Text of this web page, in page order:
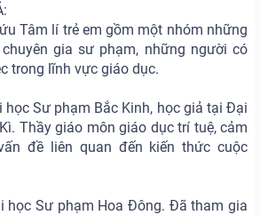
Tâm lí trẻ em gồm một nhóm những
gia sư phạm, những người có
trong lĩnh vực giáo dục.
Sư phạm Bắc Kinh, học giả tại Đại
Thầy giáo môn giáo dục trí tuệ, cảm
đề liên quan đến kiến thức cuộc
học Sư phạm Hoa Đông. Đã tham gia